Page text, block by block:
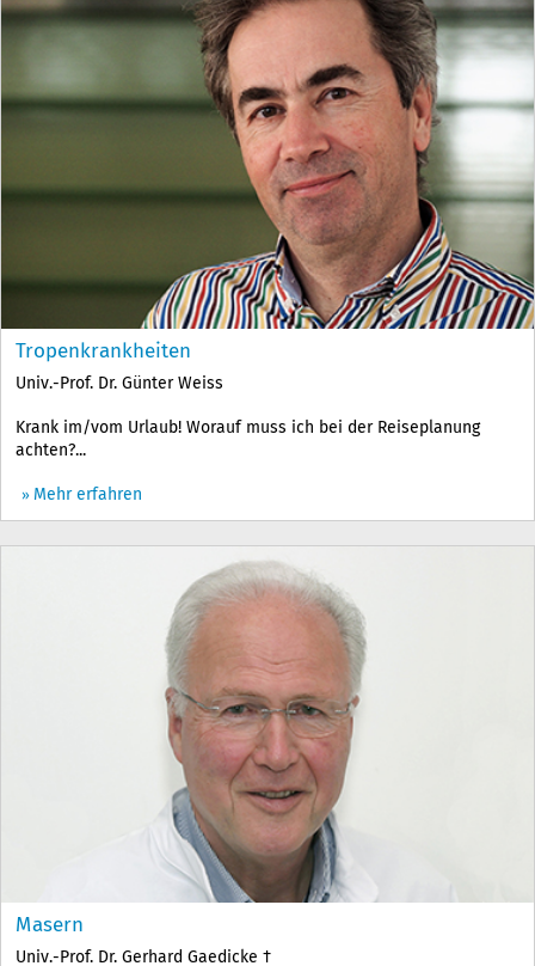
Tropenkrankheiten
Univ.-Prof. Dr. Günter Weiss
Krank im/vom Urlaub! Worauf muss ich bei der Reiseplanung
achten?...
Mehr erfahren
Masern
Univ.-Prof. Dr. Gerhard Gaedicke †